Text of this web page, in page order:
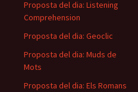
Proposta del dia: Listening
Comprehension
Proposta del dia: Geoclic
Proposta del dia: Muds de
Mots
Proposta del dia: Els Romans